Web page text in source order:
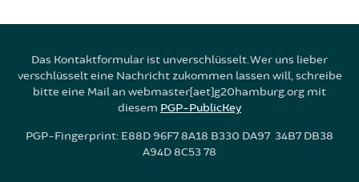
Das Kontaktformular ist unverschlüsselt. Wer uns lieber
verschlüsselt eine Nachricht zukommen lassen will, schreibe
bitte eine Mail an webmaster[aet]g20hamburg.org mit
diesem PGP-PublicKey
PGP-Fingerprint: E88D 96F7 8A18 B330 DA97 34B7 DB38
A94D 8C53 78